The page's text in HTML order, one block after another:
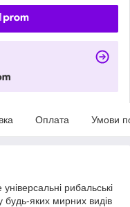
Оплата Умови
рибальські
будь-яких мирних видів